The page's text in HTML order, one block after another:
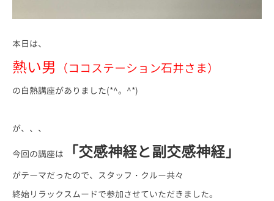
本日は、
熱い男 （ココステーション石井さま）
の白熱講座がありました(*^。^*)
が、、、
今回の講座は 「交感神経と副交感神経」
がテーマだったので、スタッフ・クルー共々
終始リラックスムードで参加させていただきました。